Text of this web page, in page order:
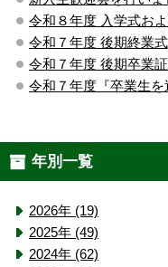
令和８年度 入学式お
令和７年度 後期終業式
令和７年度 後期卒業
令和７年度『卒業生を
年別一覧
2026年 (19)
2025年 (49)
2024年 (62)